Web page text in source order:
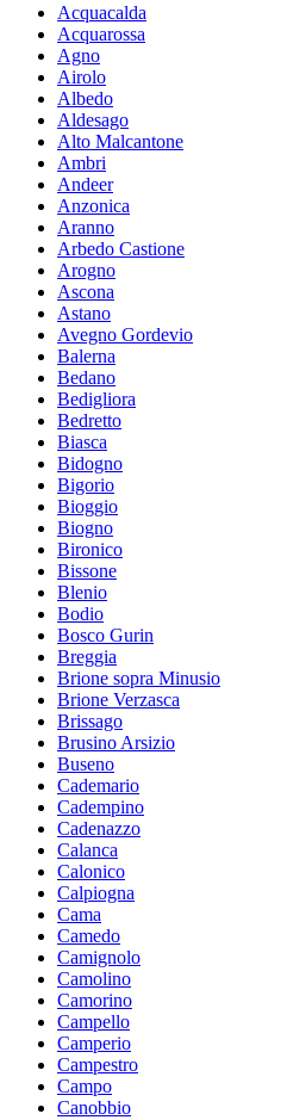
Acquacalda
Acquarossa
Agno
Airolo
Albedo
Aldesago
Alto Malcantone
Ambri
Andeer
Anzonica
Aranno
Arbedo Castione
Arogno
Ascona
Astano
Avegno Gordevio
Balerna
Bedano
Bedigliora
Bedretto
Biasca
Bidogno
Bigorio
Bioggio
Biogno
Bironico
Bissone
Blenio
Bodio
Bosco Gurin
Breggia
Brione sopra Minusio
Brione Verzasca
Brissago
Brusino Arsizio
Buseno
Cademario
Cadempino
Cadenazzo
Calanca
Calonico
Calpiogna
Cama
Camedo
Camignolo
Camolino
Camorino
Campello
Camperio
Campestro
Campo
Canobbio